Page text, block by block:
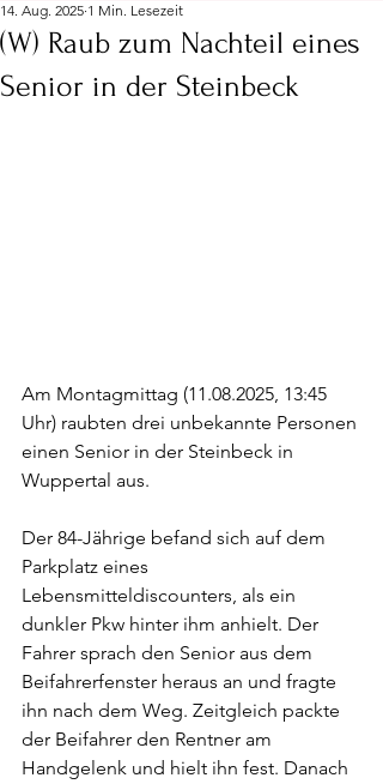
(W) Raub zum Nachteil eines
Senior in der Steinbeck
14. Aug. 2025 1 Min. Lesezeit
Am Montagmittag (11.08.2025, 13:45
Uhr) raubten drei unbekannte Personen
einen Senior in der Steinbeck in
Wuppertal aus.
Der 84-Jährige befand sich auf dem
Parkplatz eines
Lebensmitteldiscounters, als ein
dunkler Pkw hinter ihm anhielt. Der
Fahrer sprach den Senior aus dem
Beifahrerfenster heraus an und fragte
ihn nach dem Weg. Zeitgleich packte
der Beifahrer den Rentner am
Handgelenk und hielt ihn fest. Danach